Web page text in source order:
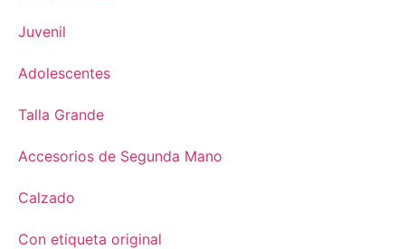
Juvenil
Adolescentes
Talla Grande
Accesorios de Segunda Mano
Calzado
Con etiqueta original